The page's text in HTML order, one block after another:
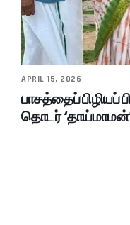
APRIL 15, 2026
பாசத்தைப் பிழியப்
தொடர் ‘தாய்மாமன்’